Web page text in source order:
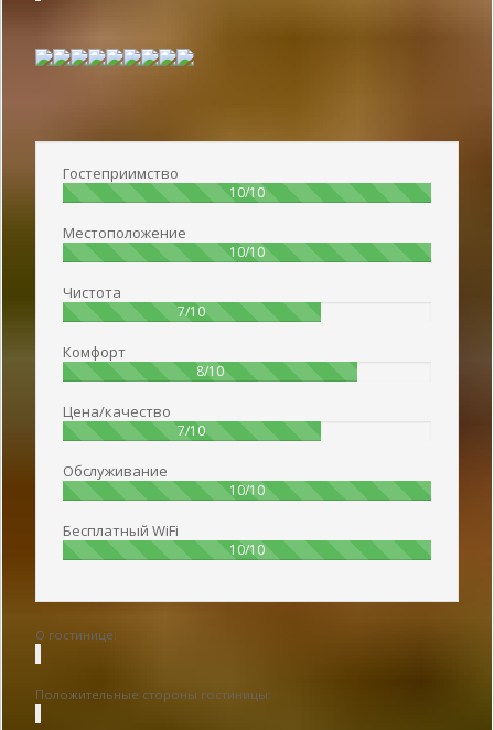
Гостеприимство
10/10100%
Местоположение
10/10100%
Чистота
7/1070%
Комфорт
8/1080%
Цена/качество
7/1070%
Обслуживание
10/10100%
Бесплатный WiFi
10/10100%
О гостинице:
Положительные стороны гостиницы: